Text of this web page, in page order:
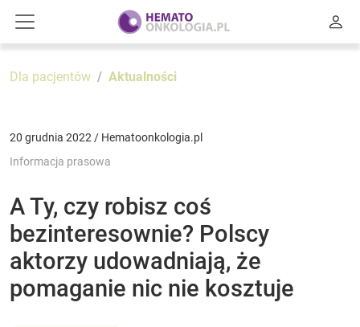
Dla pacjentów Aktualności
20 grudnia 2022 / Hematoonkologia.pl
Informacja prasowa
A Ty, czy robisz coś
bezinteresownie? Polscy
aktorzy udowadniają, że
pomaganie nic nie kosztuje